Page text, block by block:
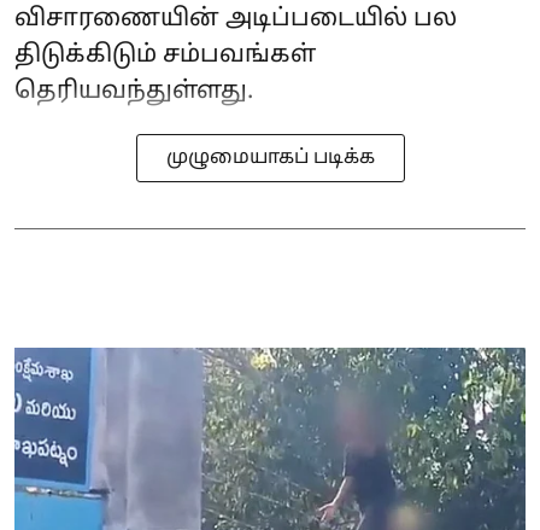
விசாரணையின் அடிப்படையில் பல
திடுக்கிடும் சம்பவங்கள்
தெரியவந்துள்ளது.
முழுமையாகப் படிக்க